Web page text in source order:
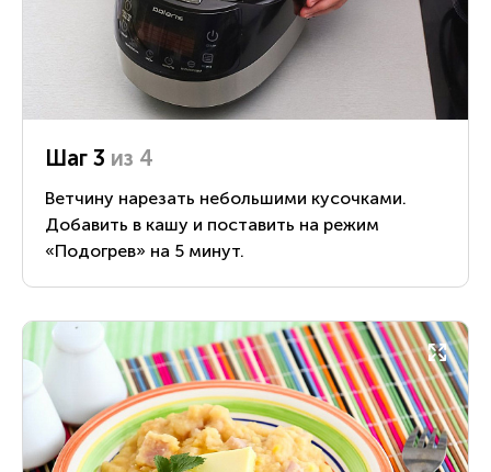
Шаг 3 из 4
Ветчину нарезать небольшими кусочками.
Добавить в кашу и поставить на режим
«Подогрев» на 5 минут.